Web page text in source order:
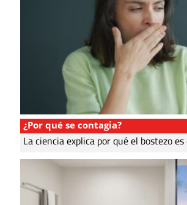
¿Por qué se contagia?
La ciencia explica por qué el bostezo